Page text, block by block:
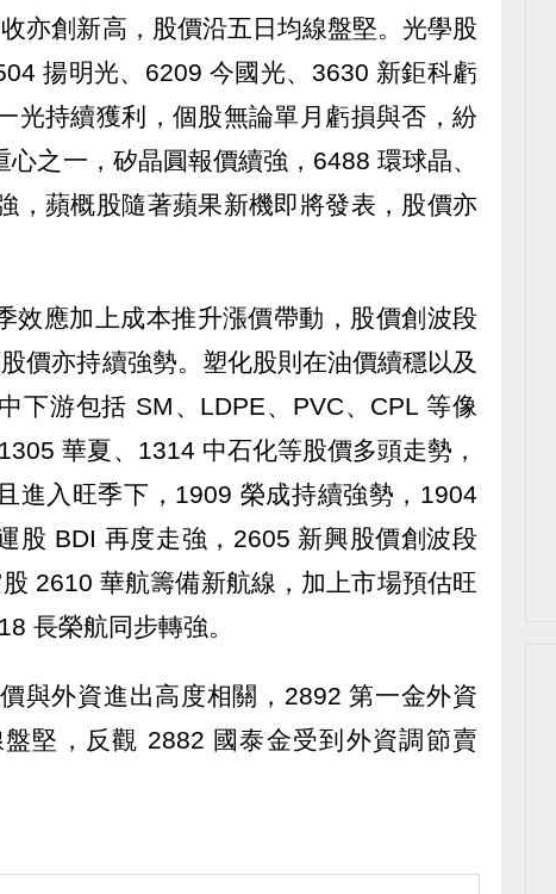
亦創新高，股價沿五日均線盤堅。光學股
揚明光、6209 今國光、3630 新鉅科虧
光持續獲利，個股無論單月虧損與否，紛
之一，矽晶圓報價續強，6488 環球晶、
，蘋概股隨著蘋果新機即將發表，股價亦
效應加上成本推升漲價帶動，股價創波段
價亦持續強勢。塑化股則在油價續穩以及
下游包括 SM、LDPE、PVC、CPL 等像
華夏、1314 中石化等股價多頭走勢，
進入旺季下，1909 榮成持續強勢，1904
股 BDI 再度走強，2605 新興股價創波段
2610 華航籌備新航線，加上市場預估旺
長榮航同步轉強。
與外資進出高度相關，2892 第一金外資
堅，反觀 2882 國泰金受到外資調節賣